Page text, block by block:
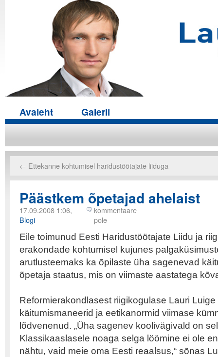
Avaleht Galerii
← Ettekanne kohtumisel haridustöötajate liiduga
Päästkem õpetajad ahelaist
17.09.2008 1:06,
Blogi
kommentaare
pole
Eile toimunud Eesti Haridustöötajate Liidu ja
erakondade kohtumisel kujunes
arutlusteemaks ka õpilaste üha sagenevad
õpetaja staatus, mis on viimaste aastatega
Reformierakondlasest riigikogulase Lauri
käitumismaneerid ja eetikanormid viimase
lõdvenenud. „Üha sagenev koolivägivald on
Klassikaaslasele noaga selga löömine ei ole
nähtu, vaid meie oma Eesti reaalsus,“ sõnas